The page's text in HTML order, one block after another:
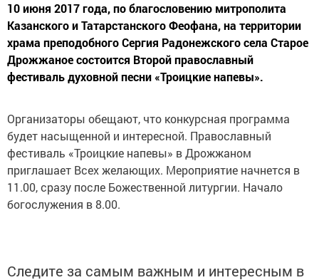
10 июня 2017 года, по благословению митрополита
Казанского и Татарстанского Феофана, на территории
храма преподобного Сергия Радонежского села Старое
Дрожжаное состоится Второй православный
фестиваль духовной песни «Троицкие напевы».
Организаторы обещают, что конкурсная программа
будет насыщенной и интересной. Православный
фестиваль «Троицкие напевы» в Дрожжаном
приглашает Всех желающих. Мероприятие начнется в
11.00, сразу после Божественной литургии. Начало
богослужения в 8.00.
Следите за самым важным и интересным в